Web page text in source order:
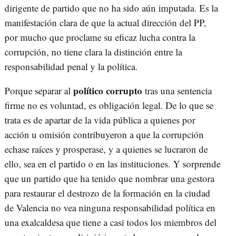
dirigente de partido que no ha sido aún imputada. Es la
manifestación clara de que la actual dirección del PP,
por mucho que proclame su eficaz lucha contra la
corrupción, no tiene clara la distinción entre la
responsabilidad penal y la política.
Porque separar al político corrupto tras una sentencia
firme no es voluntad, es obligación legal. De lo que se
trata es de apartar de la vida pública a quienes por
acción u omisión contribuyeron a que la corrupción
echase raíces y prosperase, y a quienes se lucraron de
ello, sea en el partido o en las instituciones. Y sorprende
que un partido que ha tenido que nombrar una gestora
para restaurar el destrozo de la formación en la ciudad
de Valencia no vea ninguna responsabilidad política en
una exalcaldesa que tiene a casi todos los miembros del